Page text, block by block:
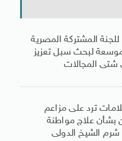
للجنة المشتركة المصرية
موسعة لبحث سبل تعزيز
شتى المجالات
ترد على مزاعم
بشأن علاج مواطنة
الشيخ الدولى